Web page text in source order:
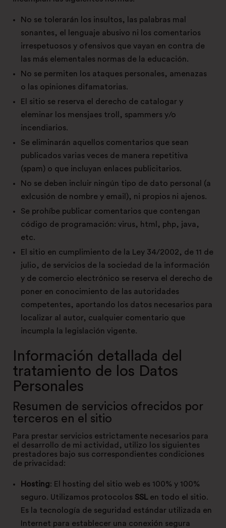
No se tolerarán los insultos, las palabras mal
sonantes, el lenguaje abusivo ni los comentarios
irrespetuosos y ofensivos que vayan en contra de
las más elementales normas de la educación.
No se permiten los ataques personales, amenazas
o las opiniones difamatorias.
El sitio se reserva el derecho de catalogar y
eleminar los mensjaes troll, spammers y/o
incendiarios.
Se eliminarán aquellos comentarios que sean
publicados varias veces de manera repetitiva
(spam) o que incluyan enlaces publicitarios.
No se deben incluir ningún tipo de dato personal (a
exlcusión de nombre y email), ni propios ni ajenos.
Se prohíbe publicar comentarios que contengan
código de programación: virus, html, php, java,
etc.
El sitio en cumplimiento de la Ley 34/2002, de 11 de
julio, de servicios de la sociedad de la información
y de comercio electrónico se reserva el derecho de
poner en conocimiento de las autoridades
competentes, aportando los datos necesarios para
localizar al autor, cualquier comentario que
incumpla la legislación vigente.
Información detallada del
tratamiento de los Datos
Personales
Resumen de servicios ofrecidos por
terceros en el sitio
Para prestar servicios estrictamente necesarios para
el desarrollo de mi actividad, utilizo los siguientes
prestadores bajo sus correspondientes condiciones
de privacidad:
Hosting: El hosting del sitio web es 100% y 100%
seguro. Utilizamos protocolos SSLen todo el sitio.
Es la tecnología de seguridad estándar utilizada en
Internet para establecer una conexión segura